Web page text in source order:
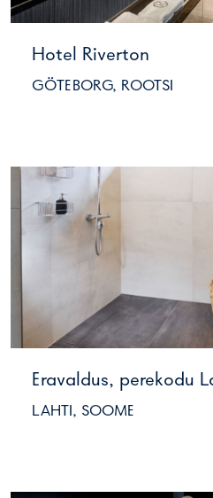
Hotel Riverton
GÖTEBORG, ROOTSI
Eravaldus, perekodu
LAHTI, SOOME